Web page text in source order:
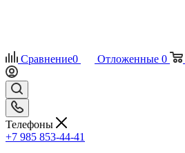
Сравнение0 Отложенные 0
Телефоны
+7 985 853-44-41